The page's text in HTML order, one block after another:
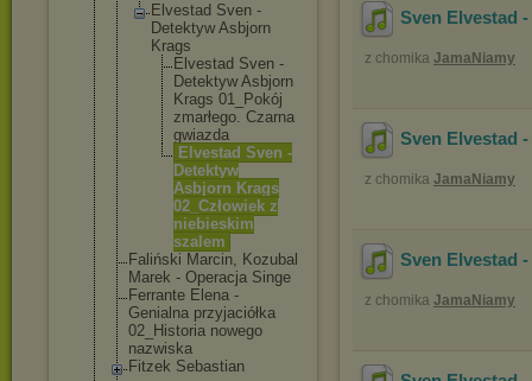
Elvestad Sven -
Detektyw Asbjorn
Krags
Elvestad Sven -
Detektyw Asbjorn
Krags 01_Pokój
zmarłego. Czarna
gwiazda
Elvestad Sven -
Detektyw
Asbjorn Krags
02_Człowiek z
niebieskim
szalem
Faliński Marcin, Kozubal
Marek - Operacja Singe
Ferrante Elena -
Genialna przyjaciółka
02_Historia nowego
nazwiska
Fitzek Sebastian
Sven Elvestad
z chomika JamaNiamy
Sven Elvestad
z chomika JamaNiamy
Sven Elvestad
z chomika JamaNiamy